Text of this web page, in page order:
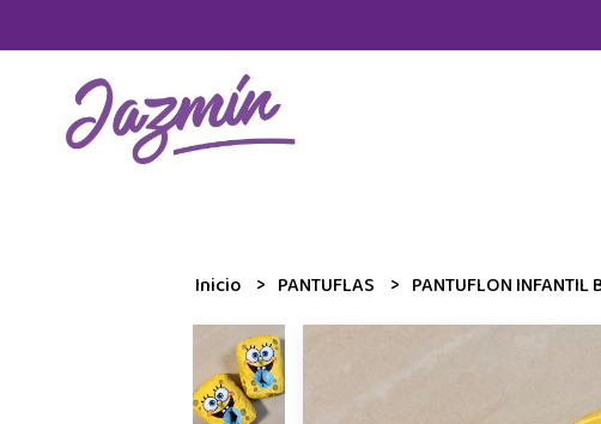
Inicio PANTUFLAS PANTUFLON INFANTIL